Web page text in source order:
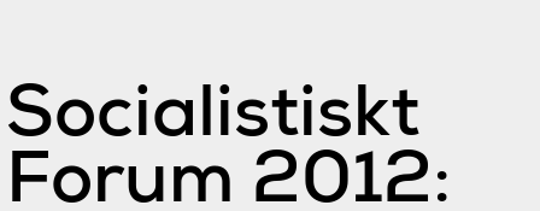
Socialistiskt
Forum 2012: